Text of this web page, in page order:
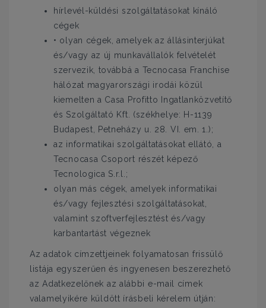
hírlevél-küldési szolgáltatásokat kínáló
cégek
• olyan cégek, amelyek az állásinterjúkat
és/vagy az új munkavállalók felvételét
szervezik, továbbá a Tecnocasa Franchise
hálózat magyarországi irodái közül
kiemelten a Casa Profitto Ingatlanközvetítő
és Szolgáltató Kft. (székhelye: H-1139
Budapest, Petneházy u. 28. VI. em. 1.);
az informatikai szolgáltatásokat ellátó, a
Tecnocasa Csoport részét képező
Tecnologica S.r.l.;
olyan más cégek, amelyek informatikai
és/vagy fejlesztési szolgáltatásokat,
valamint szoftverfejlesztést és/vagy
karbantartást végeznek
Az adatok címzettjeinek folyamatosan frissülő
listája egyszerűen és ingyenesen beszerezhető
az Adatkezelőnek az alábbi e-mail címek
valamelyikére küldött írásbeli kérelem útján: